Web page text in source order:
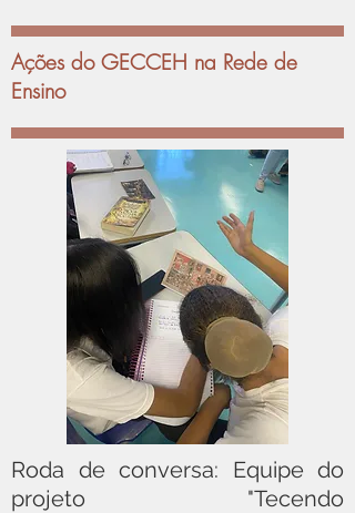
Ações do GECCEH na Rede de
Ensino
Roda de conversa: Equipe do
projeto "Tecendo